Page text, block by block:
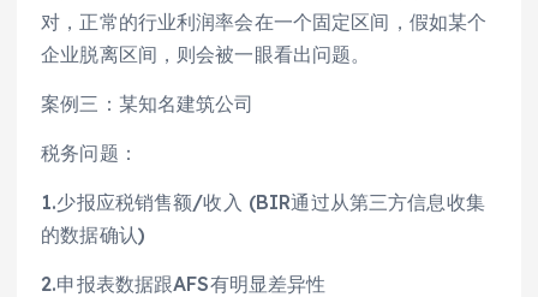
对，正常的行业利润率会在一个固定区间，假如某个
企业脱离区间，则会被一眼看出问题。
案例三：某知名建筑公司
税务问题：
1.少报应税销售额/收入 (BIR通过从第三方信息收集
的数据确认)
2.申报表数据跟AFS有明显差异性